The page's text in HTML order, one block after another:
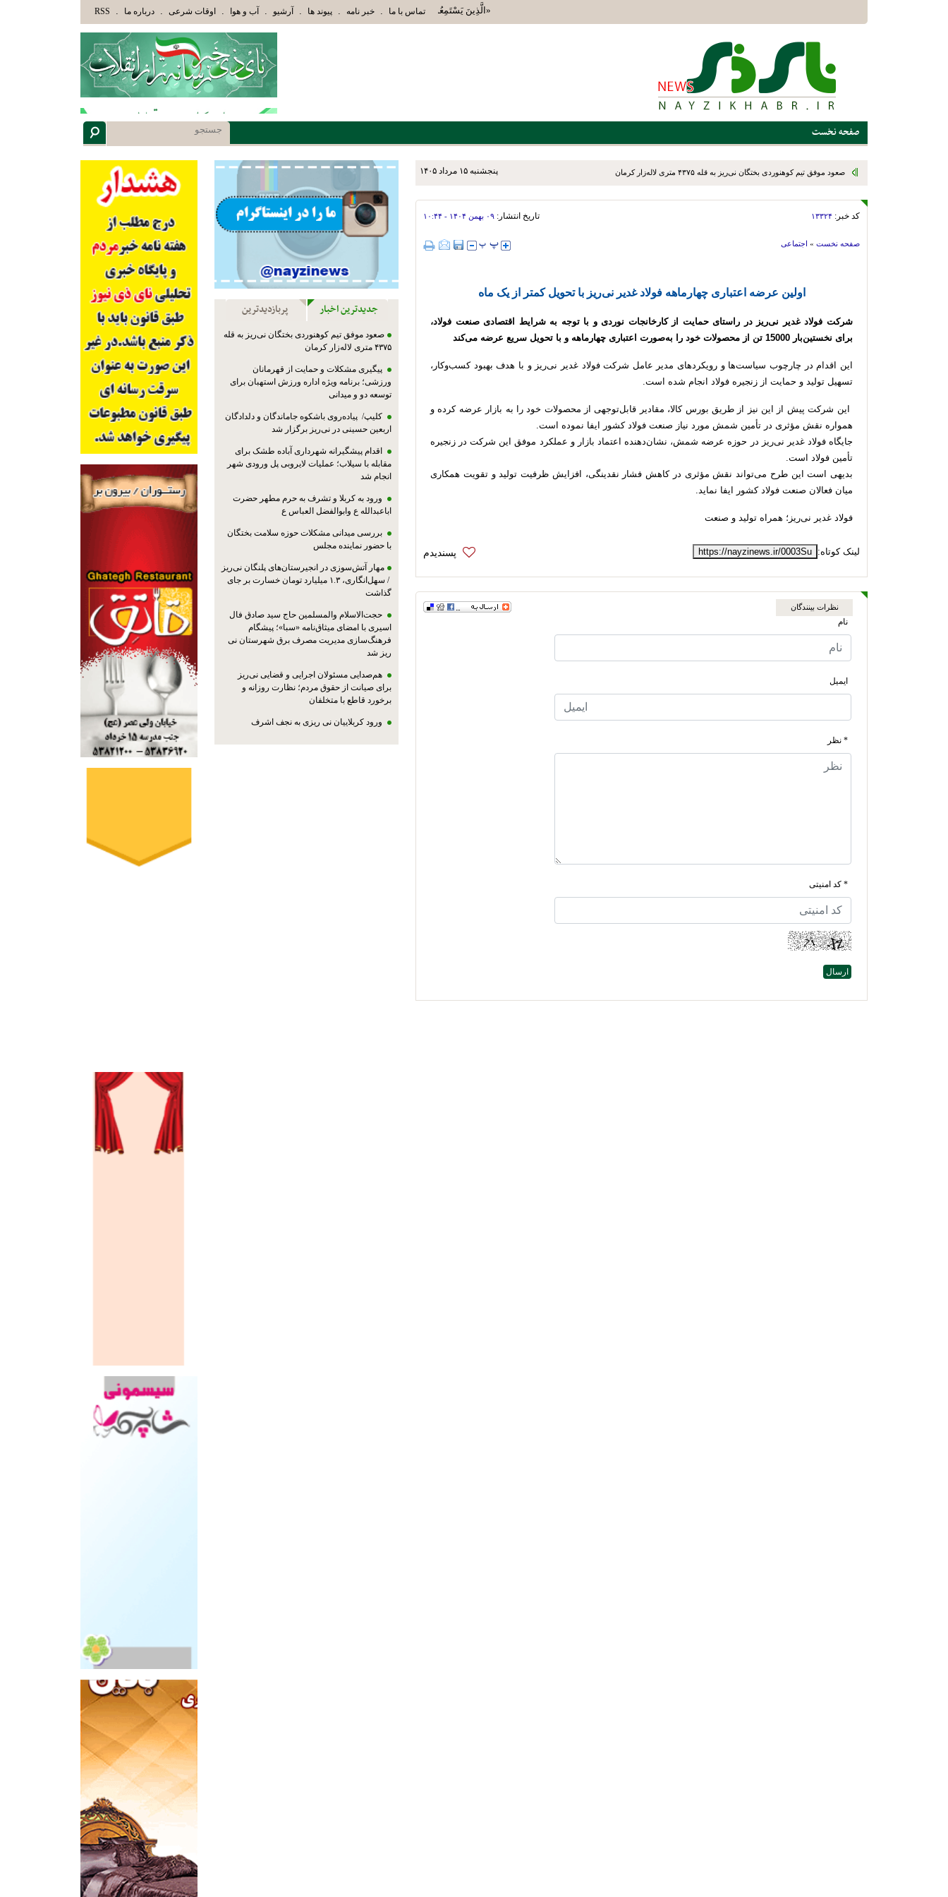
«الَّذِينَ يَسْتَمِعُونَ الْقَوْلَ فَيَتَّبِعُونَ أَحْسَنَهُ أُوْلَئِكَ الَّذِينَ هَدَاهُمُ اللَّهُ وَأُوْلَئِكَ هُمْ أُوْلُوا الْأَلْبَابِ» عاقلان هدایت یافته،حرفها را میشنوند و
تماس با ما . خبر نامه . پیوند ها . آرشیو . آب و هوا . اوقات شرعی . درباره ما .
RSS
صفحه نخست
پنجشنبه ۱۵ مرداد ۱۴۰۵ صعود موفق تیم کوهنوردی بختگان نی‌ریز به قله ۴۳۷۵ متری لاله‌زار کرمان
کد خبر: ۱۳۳۲۴ تاریخ انتشار: ۰۹ بهمن ۱۴۰۴ - ۱۰:۴۴
صفحه نخست » اجتماعی
اولین عرضه اعتباری چهارماهه فولاد غدیر نی‌ریز با تحویل کمتر از یک ماه
شرکت فولاد غدیر نی‌ریز در راستای حمایت از کارخانجات نوردی و با توجه به شرایط اقتصادی صنعت فولاد،
برای نخستین‌بار 15000 تن از محصولات خود را به‌صورت اعتباری چهارماهه و با تحویل سریع عرضه می‌کند
این اقدام در چارچوب سیاست‌ها و رویکردهای مدیر عامل شرکت فولاد غدیر نی‌ریز و با هدف بهبود کسب‌وکار،
تسهیل تولید و حمایت از زنجیره فولاد انجام شده است.
این شرکت پیش از این نیز از طریق بورس کالا، مقادیر قابل‌توجهی از محصولات خود را به بازار عرضه کرده و
همواره نقش مؤثری در تأمین شمش مورد نیاز صنعت فولاد کشور ایفا نموده است.
جایگاه فولاد غدیر نی‌ریز در حوزه عرضه شمش، نشان‌دهنده اعتماد بازار و عملکرد موفق این شرکت در زنجیره
تأمین فولاد است.
بدیهی است این طرح می‌تواند نقش مؤثری در کاهش فشار نقدینگی، افزایش ظرفیت تولید و تقویت همکاری
میان فعالان صنعت فولاد کشور ایفا نماید.
فولاد غدیر نی‌ریز؛ همراه تولید و صنعت
لینک کوتاه: https://nayzinews.ir/0003Su
نظرات بینندگان
نام
ایمیل
* نظر
* کد امنیتی
جدیدترین اخبار پربازدیدترین
صعود موفق تیم کوهنوردی بختگان نی‌ریز به قله
۴۳۷۵ متری لاله‌زار کرمان
پیگیری مشکلات و حمایت از قهرمانان
ورزشی؛ برنامه ویژه اداره ورزش استهبان برای
توسعه دو و میدانی
کلیپ/ پیاده‌روی باشکوه جاماندگان و دلدادگان
اربعین حسینی در نی‌ریز برگزار شد
اقدام پیشگیرانه شهرداری آباده طشک برای
مقابله با سیلاب؛ عملیات لایروبی پل ورودی شهر
انجام شد
ورود به کربلا و تشرف به حرم مطهر حضرت
اباعبدالله ع وابوالفضل العباس ع
بررسی میدانی مشکلات حوزه سلامت بختگان
با حضور نماینده مجلس
مهار آتش‌سوزی در انجیرستان‌های پلنگان نی‌ریز
/ سهل‌انگاری، ۱.۳ میلیارد تومان خسارت بر جای
گذاشت
حجت‌الاسلام والمسلمین حاج سید صادق فال
اسیری با امضای میثاق‌نامه «سبا»؛ پیشگام
فرهنگ‌سازی مدیریت مصرف برق شهرستان نی
ریز شد
هم‌صدایی مسئولان اجرایی و قضایی نی‌ریز
برای صیانت از حقوق مردم؛ نظارت روزانه و
برخورد قاطع با متخلفان
ورود کربلاییان نی ریزی به نجف اشرف